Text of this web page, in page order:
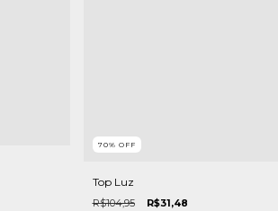
70% OFF
Top Luz
R$104,95 R$31,48